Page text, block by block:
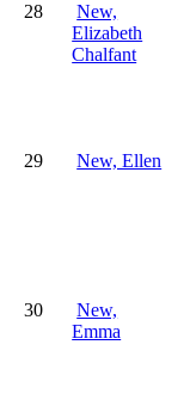
28
New,
Elizabeth
Chalfant
29 New, Ellen
30
New,
Emma